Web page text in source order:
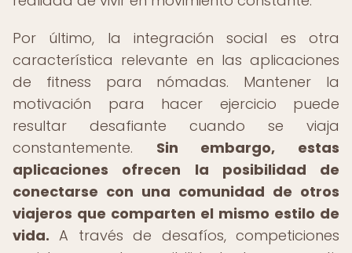
Por último, la integración social es otra
característica relevante en las aplicaciones
de fitness para nómadas. Mantener la
motivación para hacer ejercicio puede
resultar desafiante cuando se viaja
constantemente. Sin embargo, estas
aplicaciones ofrecen la posibilidad de
conectarse con una comunidad de otros
viajeros que comparten el mismo estilo de
vida. A través de desafíos, competiciones